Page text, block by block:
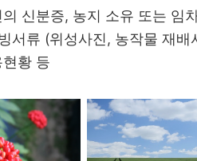
신분증, 농지 소유 또는 임
서류 (위성사진, 농작물 재
황 등